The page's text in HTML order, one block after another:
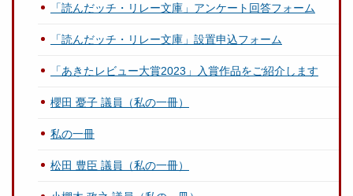
「読んだッチ・リレー文庫」アンケート回答フォーム
「読んだッチ・リレー文庫」設置申込フォーム
「あきたレビュー大賞2023」入賞作品をご紹介します
櫻田 憂子 議員（私の一冊）
私の一冊
松田 豊臣 議員（私の一冊）